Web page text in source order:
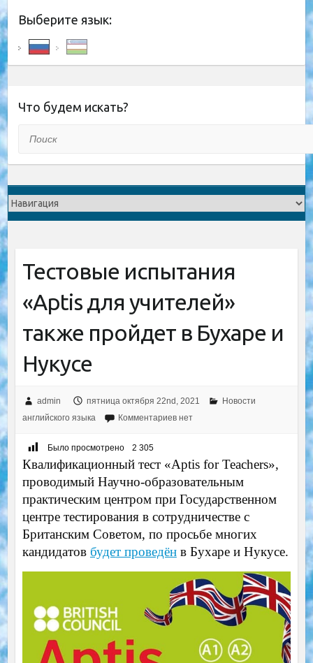
Выберите язык:
Что будем искать?
Тестовые испытания
«Aptis для учителей»
также пройдет в Бухаре и
Нукусе
admin пятница октября 22nd, 2021
Новости
английского языка
Комментариев нет
Было просмотрено 2 305
Квалификационный тест «Aptis for Teachers»,
проводимый Научно-образовательным
практическим центром при Государственном
центре тестирования в сотрудничестве с
Британским Советом, по просьбе многих
кандидатов будет проведёнв Бухаре и Нукусе.